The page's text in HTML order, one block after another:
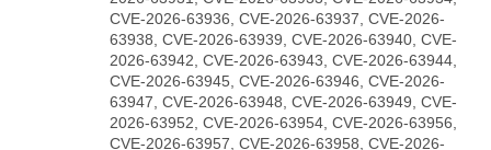
CVE-2026-63936, CVE-2026-63937, CVE-2026-
63938, CVE-2026-63939, CVE-2026-63940, CVE-
2026-63942, CVE-2026-63943, CVE-2026-63944,
CVE-2026-63945, CVE-2026-63946, CVE-2026-
63947, CVE-2026-63948, CVE-2026-63949, CVE-
2026-63952, CVE-2026-63954, CVE-2026-63956,
CVE-2026-63957, CVE-2026-63958, CVE-2026-